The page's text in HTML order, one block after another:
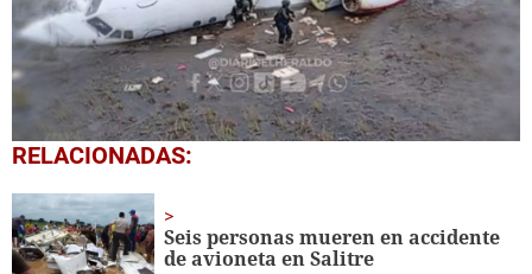
0
seconds
3
minutes,
9
seconds
RELACIONADAS:
Seis personas mueren en accidente
de avioneta en Salitre